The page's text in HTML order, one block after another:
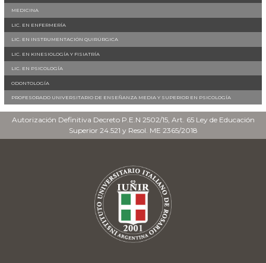
MEDICINA
LIC. EN ENFERMERÍA
LIC. EN INSTRUMENTACIÓN QUIRÚRGICA
LIC. EN KINESIOLOGÍA Y FISIATRÍA
LIC. EN PSICOLOGÍA
ODONTOLOGÍA
PROFESORADO UNIVERSITARIO DE ENSEÑANZA MEDIA Y SUPERIOR EN PSICOLOGÍA
Autorización Definitiva Decreto P.E.N 2502/15, Art. 65 Ley de Educación
Superior 24.521 y Resol. ME 2365/2018